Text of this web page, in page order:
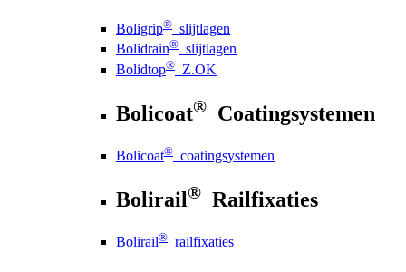
Boligrip® slijtlagen
Bolidrain® slijtlagen
Bolidtop® Z.OK
Bolicoat® Coatingsystemen
Bolicoat® coatingsystemen
Bolirail® Railfixaties
Bolirail® railfixaties